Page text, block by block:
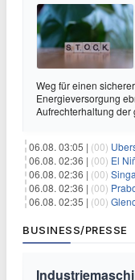
Weg für einen
Energieversorgung
Aufrechterhaltung der
06.08. 03:05 | (00) Ubers
06.08. 02:36 | (00) El Niño:
06.08. 02:36 | (00)
06.08. 02:36 | (00)
06.08. 02:35 | (00)
BUSINESS/PRESSE